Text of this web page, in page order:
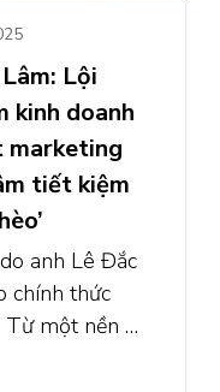
Lội
kinh doanh
marketing
tiết kiệm
anh Lê Đắc
chính thức
Từ một nền …